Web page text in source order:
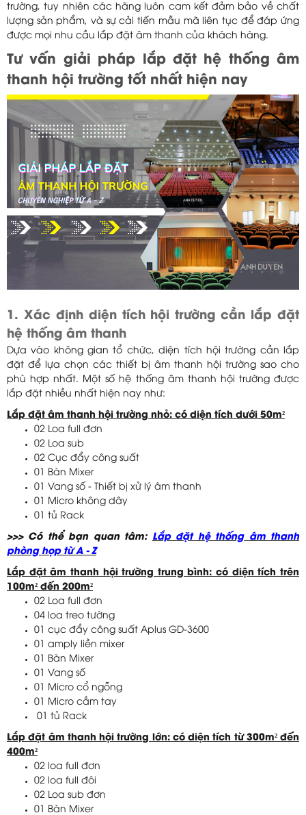
trường, tuy nhiên các hãng luôn cam kết đảm bảo về chất
lượng sản phẩm, và sự cải tiến mẫu mã liên tục để đáp ứng
được mọi nhu cầu lắp đặt âm thanh của khách hàng.
Tư vấn giải pháp lắp đặt hệ thống âm
thanh hội trường tốt nhất hiện nay
1. Xác định diện tích hội trường cần lắp đặt
hệ thống âm thanh
Dựa vào không gian tổ chức, diện tích hội trường cần lắp
đặt để lựa chọn các thiết bị âm thanh hội trường sao cho
phù hợp nhất. Một số hệ thống âm thanh hội trường được
lắp đặt nhiều nhất hiện nay như:
Lắp đặt âm thanh hội trường nhỏ: có diện tích dưới 50m²
02 Loa full đơn
02 Loa sub
02 Cục đẩy công suất
01 Bàn Mixer
01 Vang số - Thiết bị xử lý âm thanh
01 Micro không dây
01 tủ Rack
>>> Có thể bạn quan tâm: Lắp đặt hệ thống âm thanh
phòng họp từ A - Z
Lắp đặt âm thanh hội trường trung bình: có diện tích trên
100m² đến 200m²
02 Loa full đơn
04 loa treo tường
01 cục đẩy công suất Aplus GD-3600
01 amply liền mixer
01 Bàn Mixer
01 Vang số
01 Micro cổ ngỗng
01 Micro cầm tay
01 tủ Rack
Lắp đặt âm thanh hội trường lớn: có diện tích từ 300m² đến
400m²
02 loa full đơn
02 loa full đôi
02 Loa sub đơn
01 Bàn Mixer